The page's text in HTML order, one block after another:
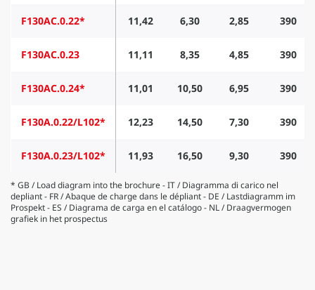
F130AC.0.22* 11,42 6,30 2,85 390
F130AC.0.23 11,11 8,35 4,85 390
F130AC.0.24* 11,01 10,50 6,95 390
F130A.0.22/L102* 12,23 14,50 7,30 390
F130A.0.23/L102* 11,93 16,50 9,30 390
* GB / Load diagram into the brochure - IT / Diagramma di carico nel
depliant - FR / Abaque de charge dans le dépliant - DE / Lastdiagramm im
Prospekt - ES / Diagrama de carga en el catálogo - NL / Draagvermogen
grafiek in het prospectus